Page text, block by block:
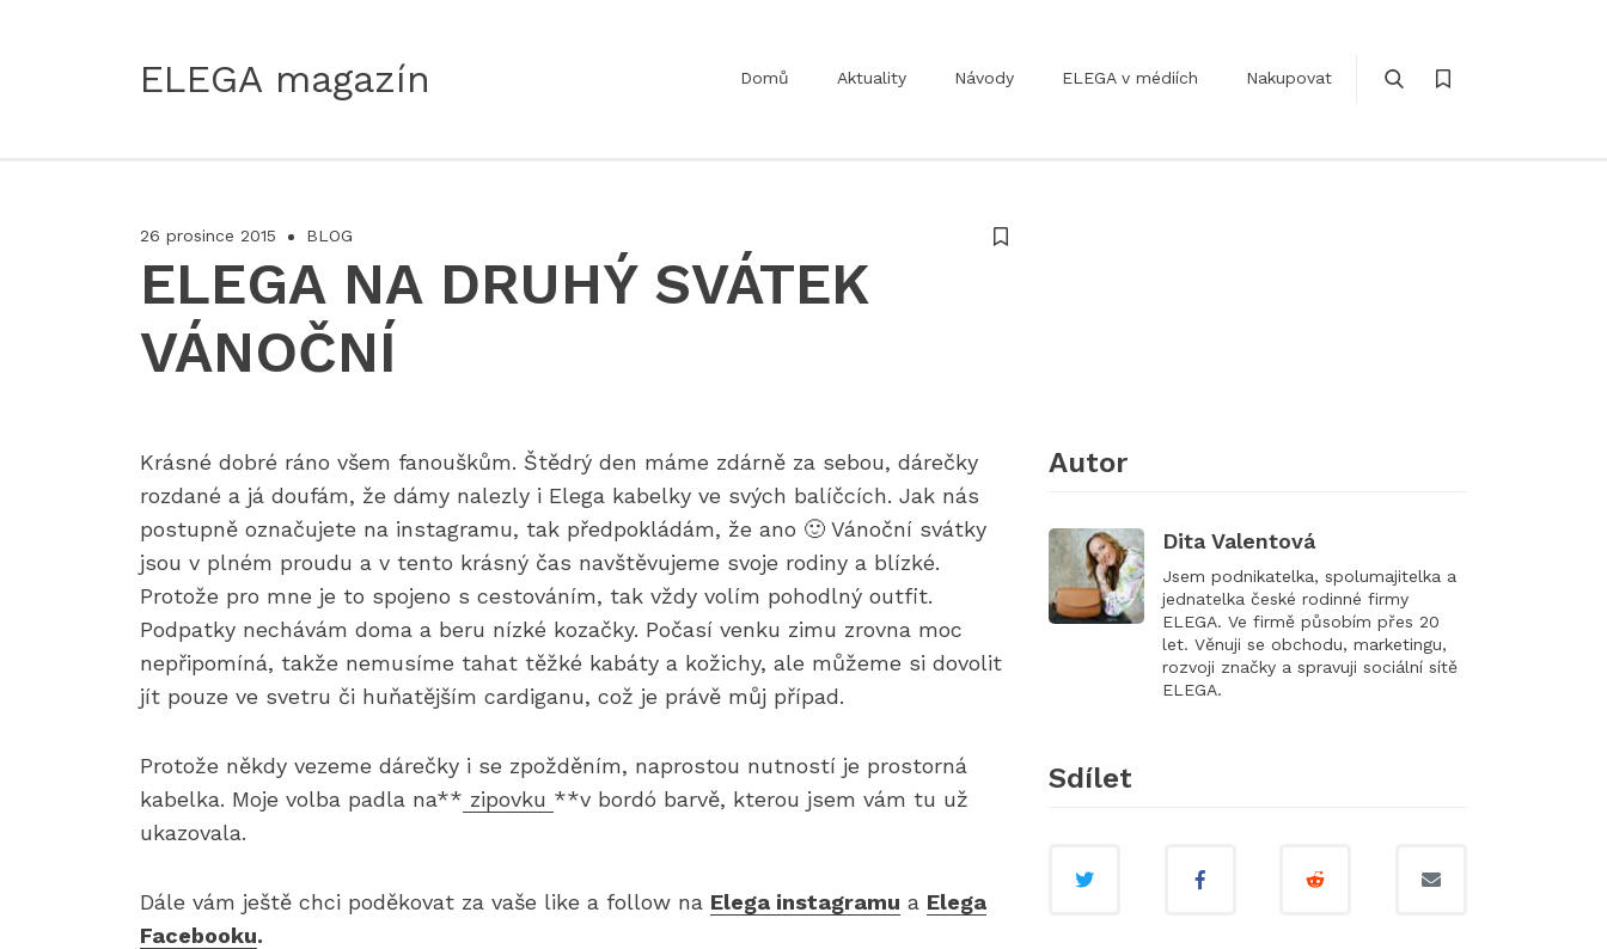
ELEGA magazín Domů Aktuality Návody ELEGA v médiích Nakupovat
26 prosince 2015 BLOG
ELEGA NA DRUHÝ SVÁTEK
VÁNOČNÍ
Krásné dobré ráno všem fanouškům. Štědrý den máme zdárně za sebou, dárečky
rozdané a já doufám, že dámy nalezly i Elega kabelky ve svých balíčcích. Jak nás
postupně označujete na instagramu, tak předpokládám, že ano 🙂 Vánoční svátky
jsou v plném proudu a v tento krásný čas navštěvujeme svoje rodiny a blízké.
Protože pro mne je to spojeno s cestováním, tak vždy volím pohodlný outfit.
Podpatky nechávám doma a beru nízké kozačky. Počasí venku zimu zrovna moc
nepřipomíná, takže nemusíme tahat těžké kabáty a kožichy, ale můžeme si dovolit
jít pouze ve svetru či huňatějším cardiganu, což je právě můj případ.
Protože někdy vezeme dárečky i se zpožděním, naprostou nutností je prostorná
kabelka. Moje volba padla na** zipovku **v bordó barvě, kterou jsem vám tu už
ukazovala.
Dále vám ještě chci poděkovat za vaše like a follow na Elega instagramu a Elega
Facebooku.
Autor
Dita Valentová
Jsem podnikatelka, spolumajitelka a
jednatelka české rodinné firmy
ELEGA. Ve firmě působím přes 20
let. Věnuji se obchodu, marketingu,
rozvoji značky a spravuji sociální sítě
ELEGA.
Sdílet